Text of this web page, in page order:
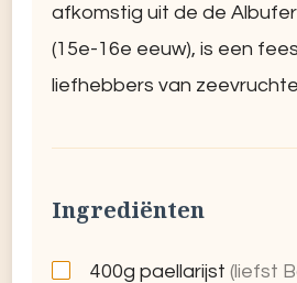
afkomstig uit de de
(15e-16e eeuw), is een
liefhebbers van
Ingrediënten
400g paellarijst (liefst